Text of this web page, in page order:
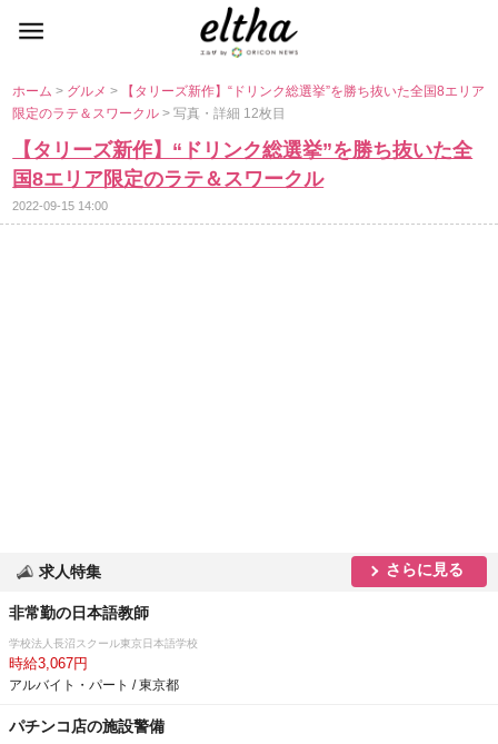
ホーム> グルメ>
【タリーズ新作】“ドリンク総選挙”を勝ち抜いた全国8エリア
限定のラテ＆スワークル> 写真・詳細 12枚目
【タリーズ新作】“ドリンク総選挙”を勝ち抜いた全
国8エリア限定のラテ＆スワークル
2022-09-15 14:00
求人特集 さらに見る
非常勤の日本語教師
学校法人長沼スクール東京日本語学校
時給3,067円
アルバイト・パート / 東京都
パチンコ店の施設警備